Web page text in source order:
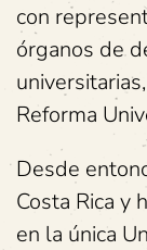
con
órganos de
Reforma
Desde
Costa Rica y
en la única